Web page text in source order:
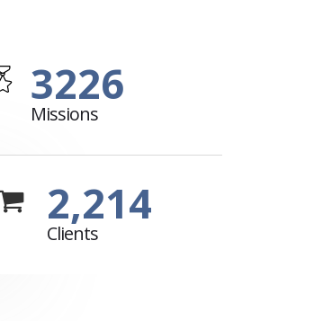
3226
Missions
2,214
Clients